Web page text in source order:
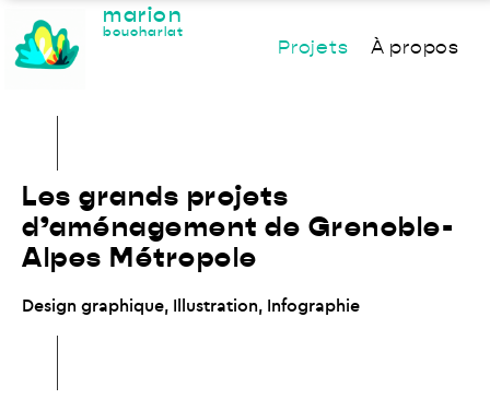
marion
boucharlat
Projets À propos
Les grands projets
d’aménagement de Grenoble-
Alpes Métropole
Design graphique, Illustration, Infographie